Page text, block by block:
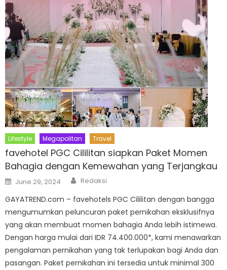
Lifestyle Megapolitan Travel
favehotel PGC Cililitan siapkan Paket Momen
Bahagia dengan Kemewahan yang Terjangkau
Posted
on
June 29, 2024 Author
Redaksi
GAYATREND.com – favehotels PGC Cililitan dengan bangga
mengumumkan peluncuran paket pernikahan eksklusifnya
yang akan membuat momen bahagia Anda lebih istimewa.
Dengan harga mulai dari IDR 74.400.000*, kami menawarkan
pengalaman pernikahan yang tak terlupakan bagi Anda dan
pasangan. Paket pernikahan ini tersedia untuk minimal 300